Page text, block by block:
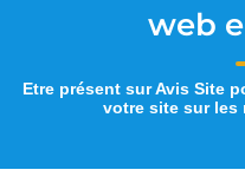
web
Etre présent sur Avis Site
votre site sur les